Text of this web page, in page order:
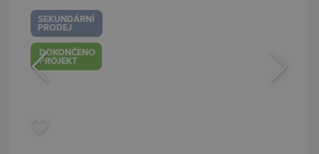
SEKUNDÁRNÍ
PRODEJ
DOKONČENO
PROJEKT